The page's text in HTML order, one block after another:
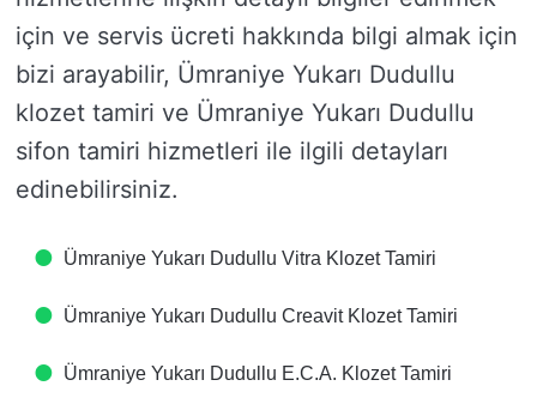
için ve servis ücreti hakkında bilgi almak için
bizi arayabilir, Ümraniye Yukarı Dudullu
klozet tamiri ve Ümraniye Yukarı Dudullu
sifon tamiri hizmetleri ile ilgili detayları
edinebilirsiniz.
Ümraniye Yukarı Dudullu Vitra Klozet Tamiri
Ümraniye Yukarı Dudullu Creavit Klozet Tamiri
Ümraniye Yukarı Dudullu E.C.A. Klozet Tamiri